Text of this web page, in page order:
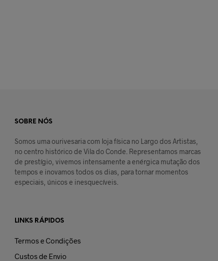
SOBRE NÓS
Somos uma ourivesaria com loja física no Largo dos Artistas,
no centro histórico de Vila do Conde. Representamos marcas
de prestígio, vivemos intensamente a enérgica mutação dos
tempos e inovamos todos os dias, para tornar momentos
especiais, únicos e inesquecíveis.
LINKS RÁPIDOS
Termos e Condições
Custos de Envio